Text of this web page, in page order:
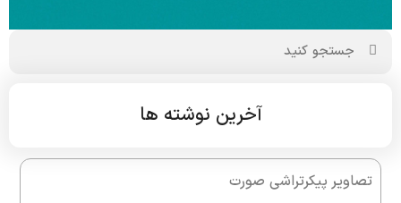
آخرین نوشته ها
تصاویر پیکرتراشی صورت